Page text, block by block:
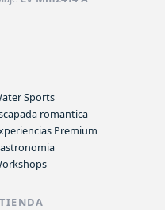
Sports
romantica
Premium
TIENDA